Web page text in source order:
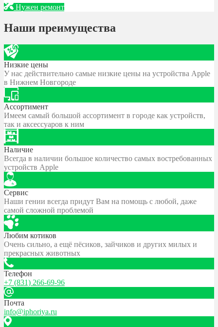
Нужен ремонт
Наши преимущества
Низкие цены
У нас действительно самые низкие цены на устройства Apple
в Нижнем Новгороде
Ассортимент
Имеем самый большой ассортимент в городе как устройств,
так и аксессуаров к ним
Наличие
Всегда в наличии большое количество самых востребованных
устройств Apple
Сервис
Наши гении всегда придут Вам на помощь с любой, даже
самой сложной проблемой
Любим котиков
Очень сильно, а ещё пёсиков, зайчиков и других милых и
прекрасных животных
Телефон
+7 (831) 266-69-96
Почта
info@iphoriya.ru